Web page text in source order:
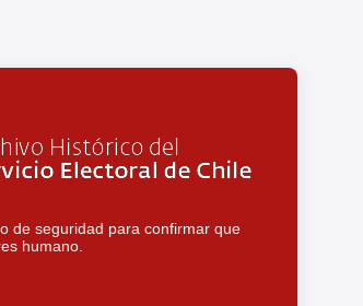
de seguridad para confirmar que
humano.